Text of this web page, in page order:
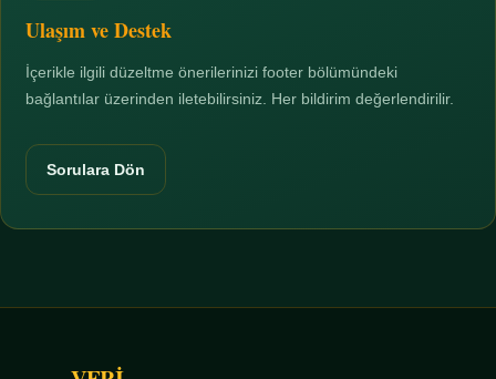
Ulaşım ve Destek
İçerikle ilgili düzeltme önerilerinizi footer bölümündeki
bağlantılar üzerinden iletebilirsiniz. Her bildirim değerlendirilir.
Sorulara Dön